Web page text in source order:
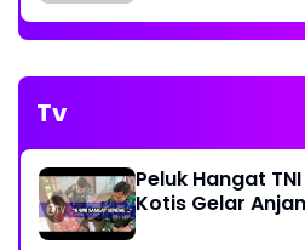
Tv
Peluk Hangat
Kotis Gelar